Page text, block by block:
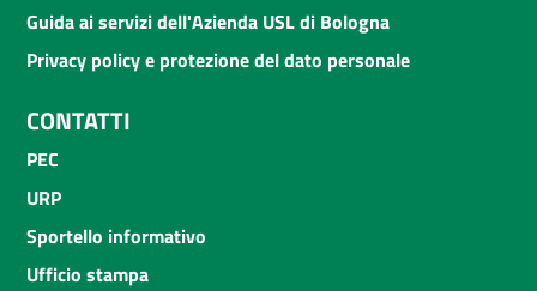
Guida ai servizi dell'Azienda USL di Bologna
Privacy policy e protezione del dato personale
CONTATTI
PEC
URP
Sportello informativo
Ufficio stampa